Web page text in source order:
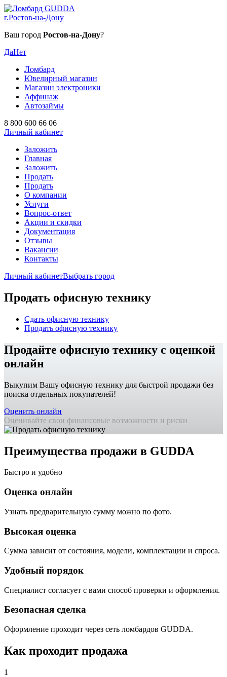
г.Ростов-на-Дону
Ваш город Ростов-на-Дону?
ДаНет
Ломбард
Ювелирный магазин
Магазин электроники
Аффинаж
Автозаймы
8 800 600 66 06
Личный кабинет
Заложить
Главная
Заложить
Продать
Продать
О компании
Услуги
Вопрос-ответ
Акции и скидки
Документация
Отзывы
Вакансии
Контакты
Личный кабинетВыбрать город
Продать офисную технику
Сдать офисную технику
Продать офисную технику
Продайте офисную технику с оценкой
онлайн
Выкупим Вашу офисную технику для быстрой продажи без
поиска отдельных покупателей!
Оценить онлайн
Оценивайте свои финансовые возможности и риски
Преимущества продажи в GUDDA
Быстро и удобно
Оценка онлайн
Узнать предварительную сумму можно по фото.
Высокая оценка
Сумма зависит от состояния, модели, комплектации и спроса.
Удобный порядок
Специалист согласует с вами способ проверки и оформления.
Безопасная сделка
Оформление проходит через сеть ломбардов GUDDA.
Как проходит продажа
1